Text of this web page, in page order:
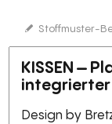
Stoffmuster-
KISSEN –
integrierter
Design by